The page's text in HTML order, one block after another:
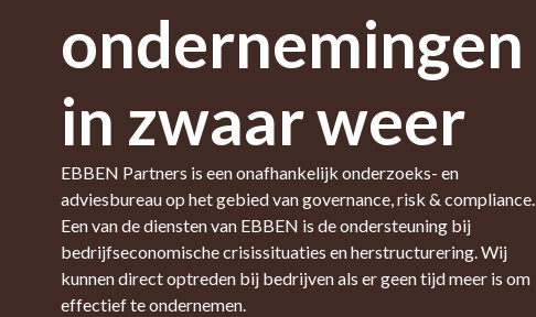
ondernemingen
in zwaar weer
EBBEN Partners is een onafhankelijk onderzoeks- en
adviesbureau op het gebied van governance, risk & compliance.
Een van de diensten van EBBEN is de ondersteuning bij
bedrijfseconomische crisissituaties en herstructurering. Wij
kunnen direct optreden bij bedrijven als er geen tijd meer is om
effectief te ondernemen.